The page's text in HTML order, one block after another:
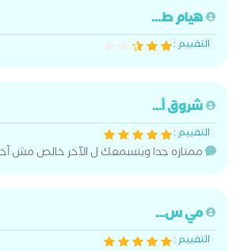
هيام ط...
التقييم :
شروق أ...
التقييم :
ممتازه جدا وبتسمعك ل الآخر خالص مش آخر
مي س...
التقييم :